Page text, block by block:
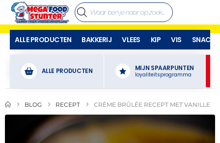
ALLE PRODUCTEN BAKKERIJ VLEES KIP VIS SNACKS
ALLE PRODUCTEN MIJN SPAARPUNTEN
loyaliteitsprogramma
BLOG RECEPT CRÈME BRÛLÉE RECEPT MET VANILLE